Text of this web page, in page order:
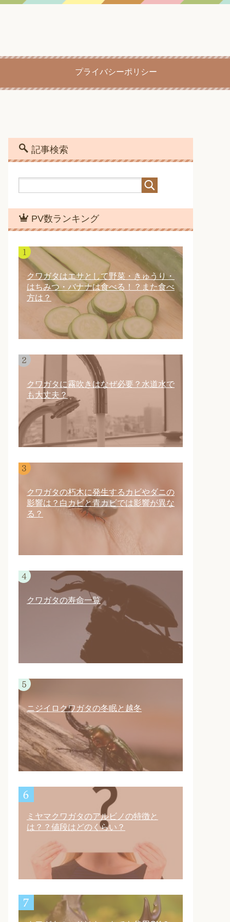
プライバシーポリシー
記事検索
PV数ランキング
クワガタはエサとして野菜・きゅうり・
はちみつ・バナナは食べる！？また食べ
方は？
クワガタに霧吹きはなぜ必要？水道水で
も大丈夫？
クワガタの朽木に発生するカビやダニの
影響は？白カビと青カビでは影響が異な
る？
クワガタの寿命一覧
ニジイロクワガタの冬眠と越冬
ミヤマクワガタのアルビノの特徴と
は？？値段はどのくらい？